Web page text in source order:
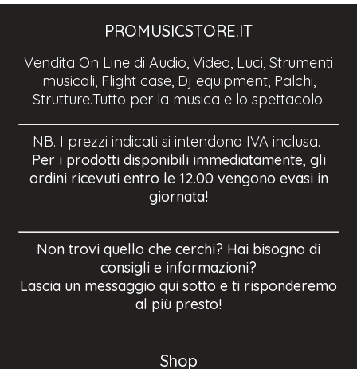
PROMUSICSTORE.IT
Vendita On Line di Audio, Video, Luci, Strumenti
musicali, Flight case, Dj equipment, Palchi,
Strutture.Tutto per la musica e lo spettacolo.
NB. I prezzi indicati si intendono IVA inclusa.
Per i prodotti disponibili immediatamente, gli
ordini ricevuti entro le 12.00 vengono evasi in
giornata!
Non trovi quello che cerchi? Hai bisogno di
consigli e informazioni?
Lascia un messaggio qui sotto e ti risponderemo
al più presto!
Shop